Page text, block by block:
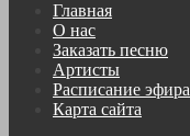
Главная
О нас
Заказать песню
Артисты
Расписание эфира
Карта сайта